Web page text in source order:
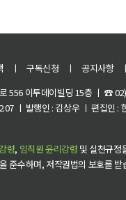
ㅣ 구독신청 ㅣ 공지사항 ㅣ
556 이투데이빌딩 15층 ㅣ ☎
ㅣ 발행인 : 김상우 ㅣ 편집인 :
령, 임직원 윤리강령 및 실천규정
준수하며, 저작권법의 보호를 받